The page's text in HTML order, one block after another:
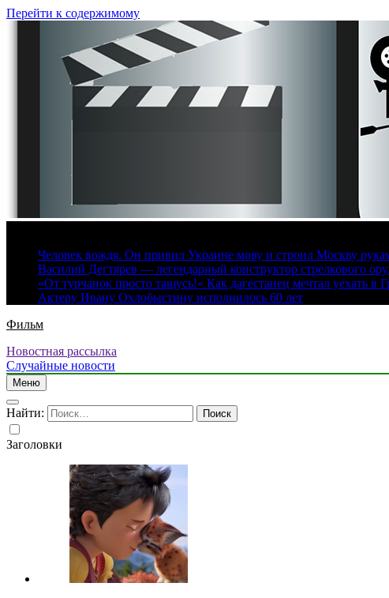
Перейти к содержимому
Человек вождя. Он привил Украине мову и строил Москву
Василий Дегтярев — легендарный конструктор стрелкового
«От турчанок просто тащусь!» Как дагестанец мечтал уехать
Актеру Ивану Охлобыстину исполнилось 60 лет
Фильм
Новостная рассылка
Случайные новости
Меню
Найти:
Заголовки